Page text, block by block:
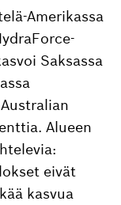
Amerikassa
Saksassa
Alueen
eivät
kasvua